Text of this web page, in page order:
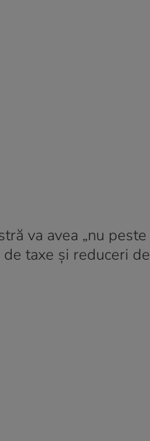
va avea „nu
taxe și reduceri